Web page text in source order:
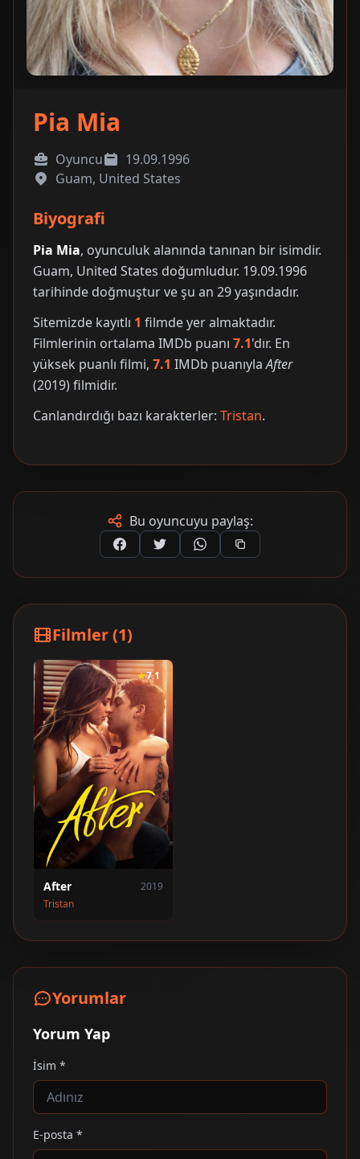
Pia Mia
Oyuncu
19.09.1996
Guam, United States
Biyografi
Pia Mia, oyunculuk alanında tanınan bir isimdir.
Guam, United States doğumludur. 19.09.1996
tarihinde doğmuştur ve şu an 29 yaşındadır.
Sitemizde kayıtlı 1 filmde yer almaktadır.
Filmlerinin ortalama IMDb puanı 7.1'dır. En
yüksek puanlı filmi, 7.1 IMDb puanıylaAfter
(2019) filmidir.
Canlandırdığı bazı karakterler: Tristan.
Bu oyuncuyu paylaş:
Filmler (1)
7.1
After
2019
Tristan
Yorumlar
Yorum Yap
İsim *
E-posta *